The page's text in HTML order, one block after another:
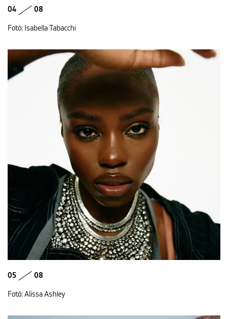
04 08
Fotó: Isabella Tabacchi
05 08
Fotó: Alissa Ashley